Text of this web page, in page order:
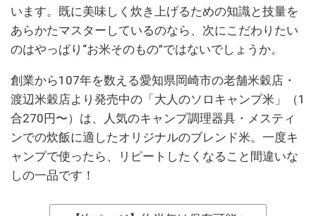
います。既に美味しく炊き上げるための知識と技量を
あらかたマスターしているのなら、次にこだわりたい
のはやっぱり“お米そのもの”ではないでしょうか。
創業から107年を数える愛知県岡崎市の老舗米穀店・
渡辺米穀店より発売中の「大人のソロキャンプ米」（1
合270円〜）は、人気のキャンプ調理器具・メスティ
ンでの炊飯に適したオリジナルのブレンド米。一度キ
ャンプで使ったら、リピートしたくなること間違いな
しの一品です！